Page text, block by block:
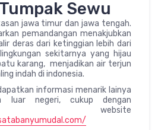
Sewu
jawa timur dan jawa tengah.
pemandangan menakjubkan
deras dari ketinggian lebih dari
sekitarnya yang hijau
karang, menjadikan air terjun
indah di indonesia.
informasi menarik lainya
luar negeri, cukup dengan
website